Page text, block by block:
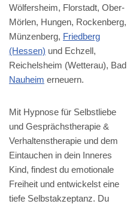
Wölfersheim, Florstadt, Ober-
Mörlen, Hungen, Rockenberg,
Münzenberg, Friedberg
(Hessen) und Echzell,
Reichelsheim (Wetterau), Bad
Nauheim erneuern.
Mit Hypnose für Selbstliebe
und Gesprächstherapie &
Verhaltenstherapie und dem
Eintauchen in dein Inneres
Kind, findest du emotionale
Freiheit und entwickelst eine
tiefe Selbstakzeptanz. Du